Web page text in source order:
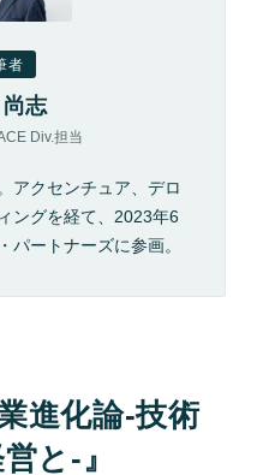
者
志
Div.担当
アクセンチュア、デロ
ングを経て、2023年6
パートナーズに参画。
進化論-技術
と-』